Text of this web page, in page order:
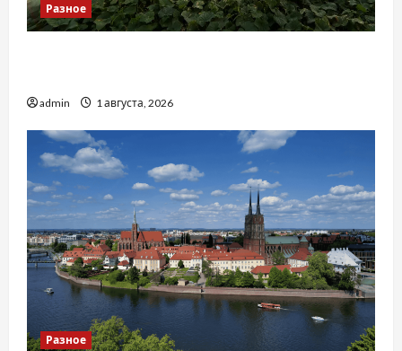
Разное
admin 1 августа, 2026
Разное